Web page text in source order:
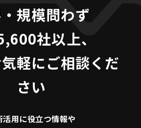
規模問わず
社以上、
軽にご相談くだ
さい
活用に役立つ情報や